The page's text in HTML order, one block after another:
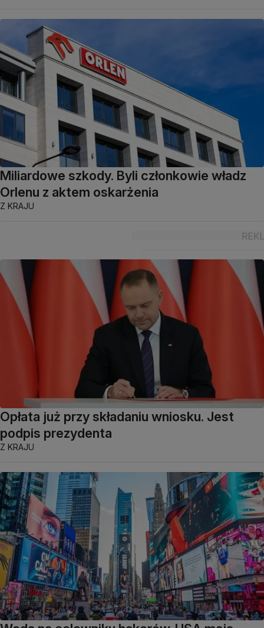
Miliardowe szkody. Byli członkowie władz
Orlenu z aktem oskarżenia
Z KRAJU
Opłata już przy składaniu wniosku. Jest
podpis prezydenta
Z KRAJU